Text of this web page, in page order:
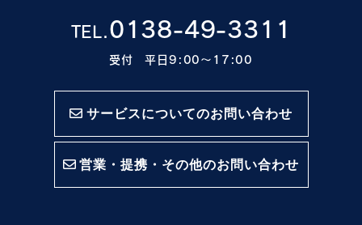
TEL.0138-49-3311
受付 平日9:00〜17:00
サービスについてのお問い合わせ
営業・提携・その他のお問い合わせ